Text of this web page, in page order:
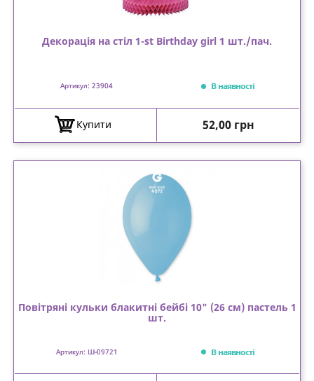
Декорація на стіл 1-st Birthday girl 1 шт./пач.
Артикул: 23904 В наявності
Купити Ціна
52,00 грн
Повітряні кульки блакитні бейбі 10" (26 см) пастель 1
шт.
Артикул: Ш-09721 В наявності